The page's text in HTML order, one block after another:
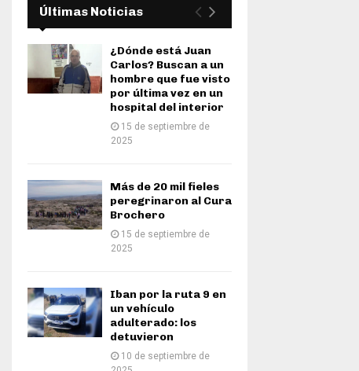
Últimas Noticias
¿Dónde está Juan
Carlos? Buscan a un
hombre que fue visto
por última vez en un
hospital del interior
15 de septiembre de
2025
Más de 20 mil fieles
peregrinaron al Cura
Brochero
15 de septiembre de
2025
Iban por la ruta 9 en
un vehículo
adulterado: los
detuvieron
10 de septiembre de